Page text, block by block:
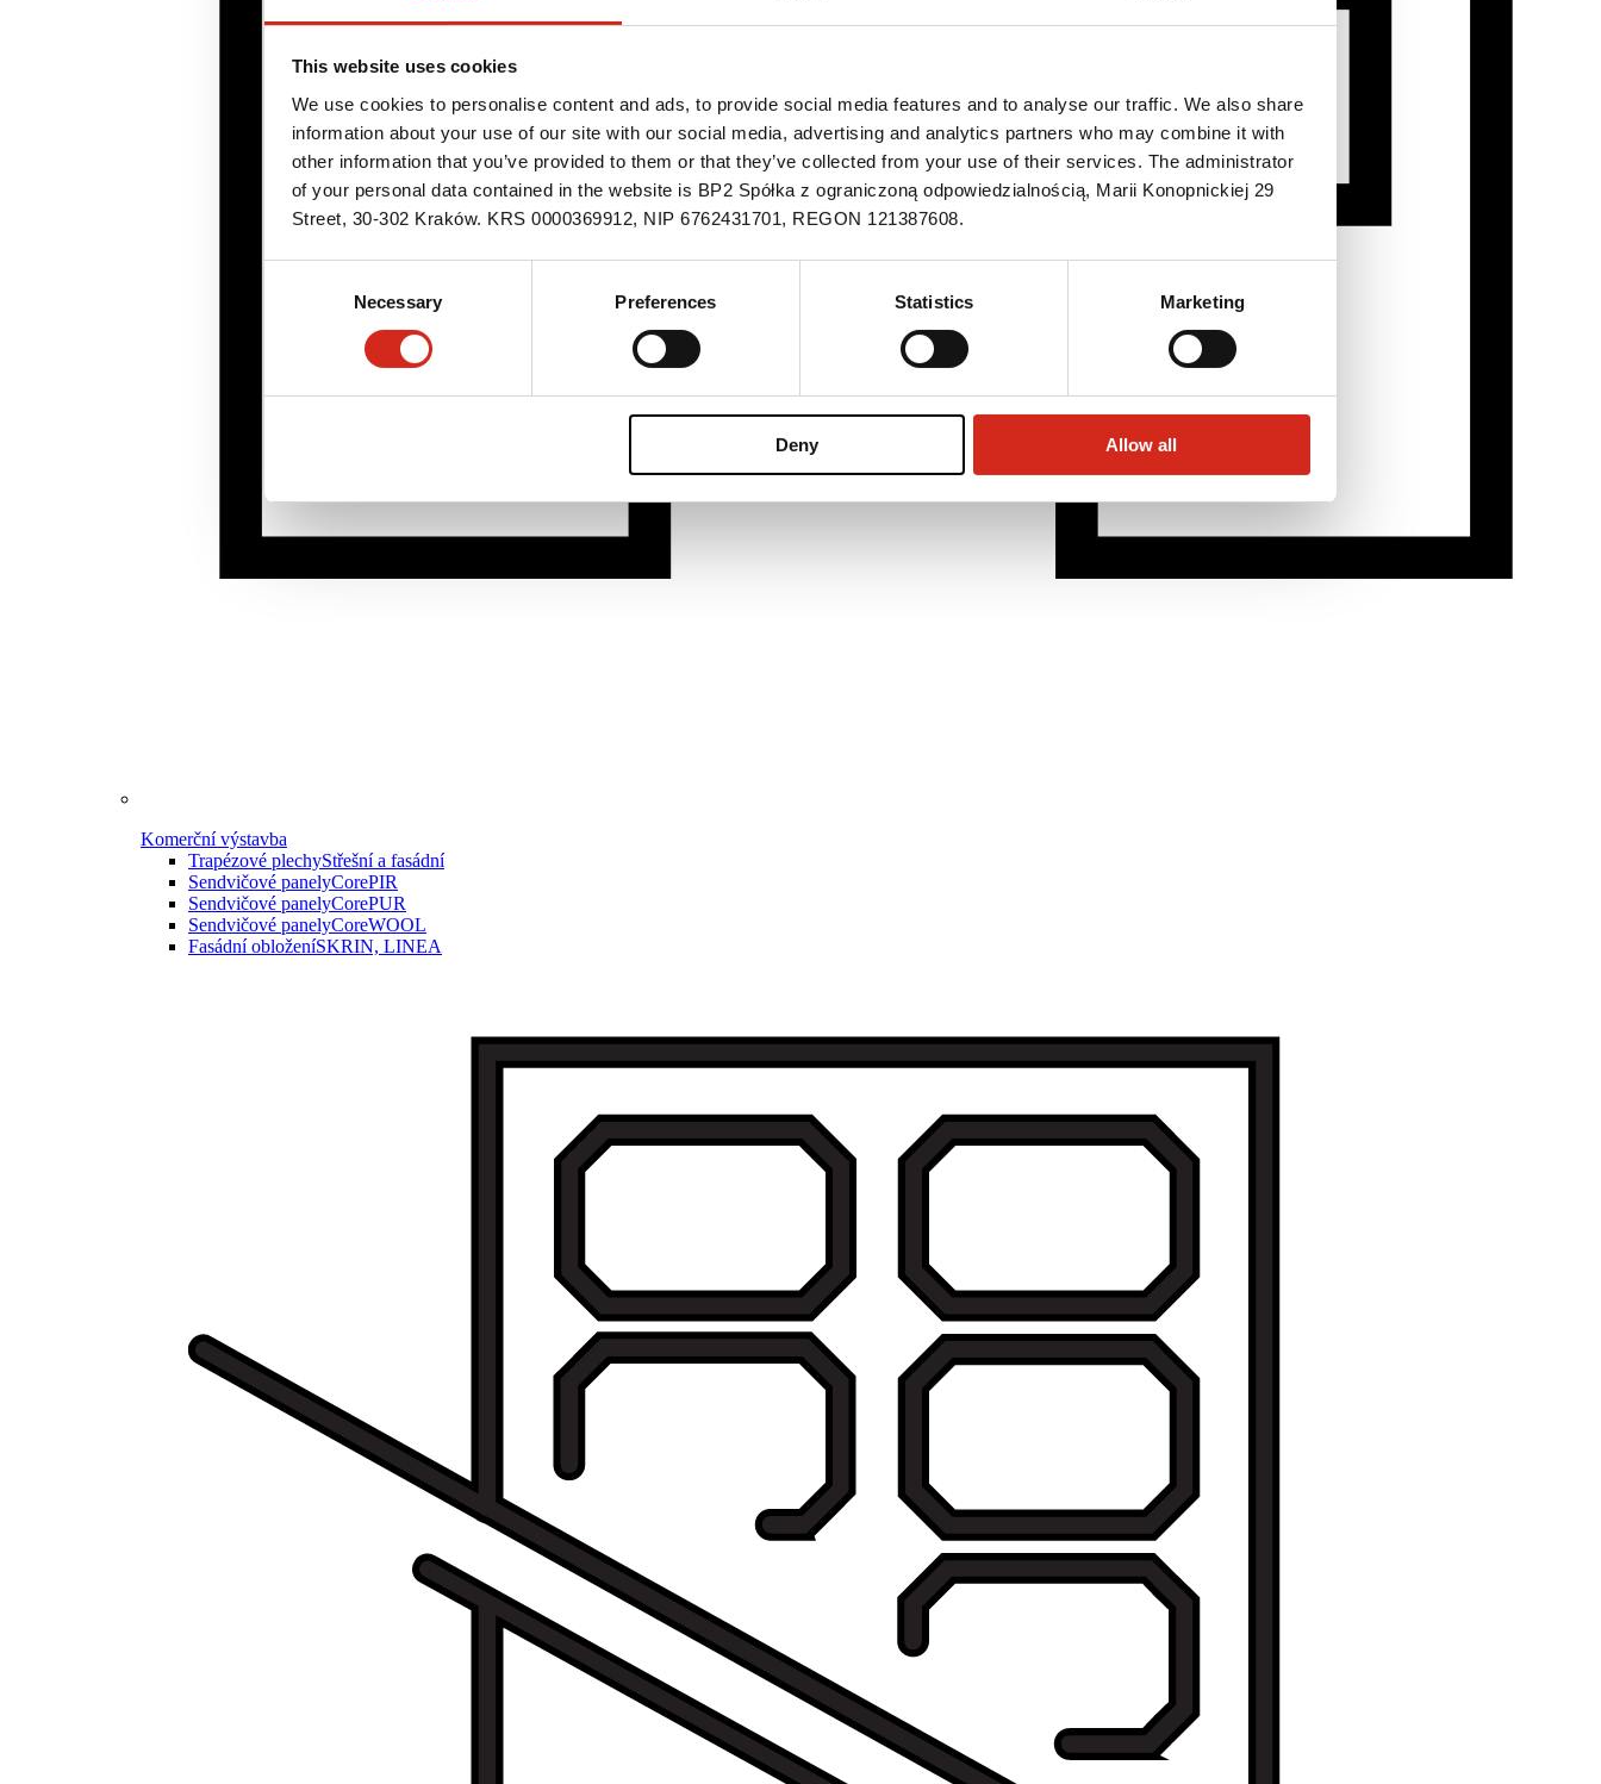
This website uses cookies
We use cookies to personalise content and ads, to provide social media features and to analyse our traffic. We also share
information about your use of our site with our social media, advertising and analytics partners who may combine it with
other information that you’ve provided to them or that they’ve collected from your use of their services. The administrator
of your personal data contained in the website is BP2 Spółka z ograniczoną odpowiedzialnością, Marii Konopnickiej 29
Street, 30-302 Kraków. KRS 0000369912, NIP 6762431701, REGON 121387608.
Necessary Preferences Statistics Marketing
Deny Allow all
Komerční výstavba
Trapézové plechyStřešní a fasádní
Sendvičové panelyCorePIR
Sendvičové panelyCorePUR
Sendvičové panelyCoreWOOL
Fasádní obloženíSKRIN, LINEA